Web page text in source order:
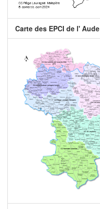
Carte des EPCI de l' Aude